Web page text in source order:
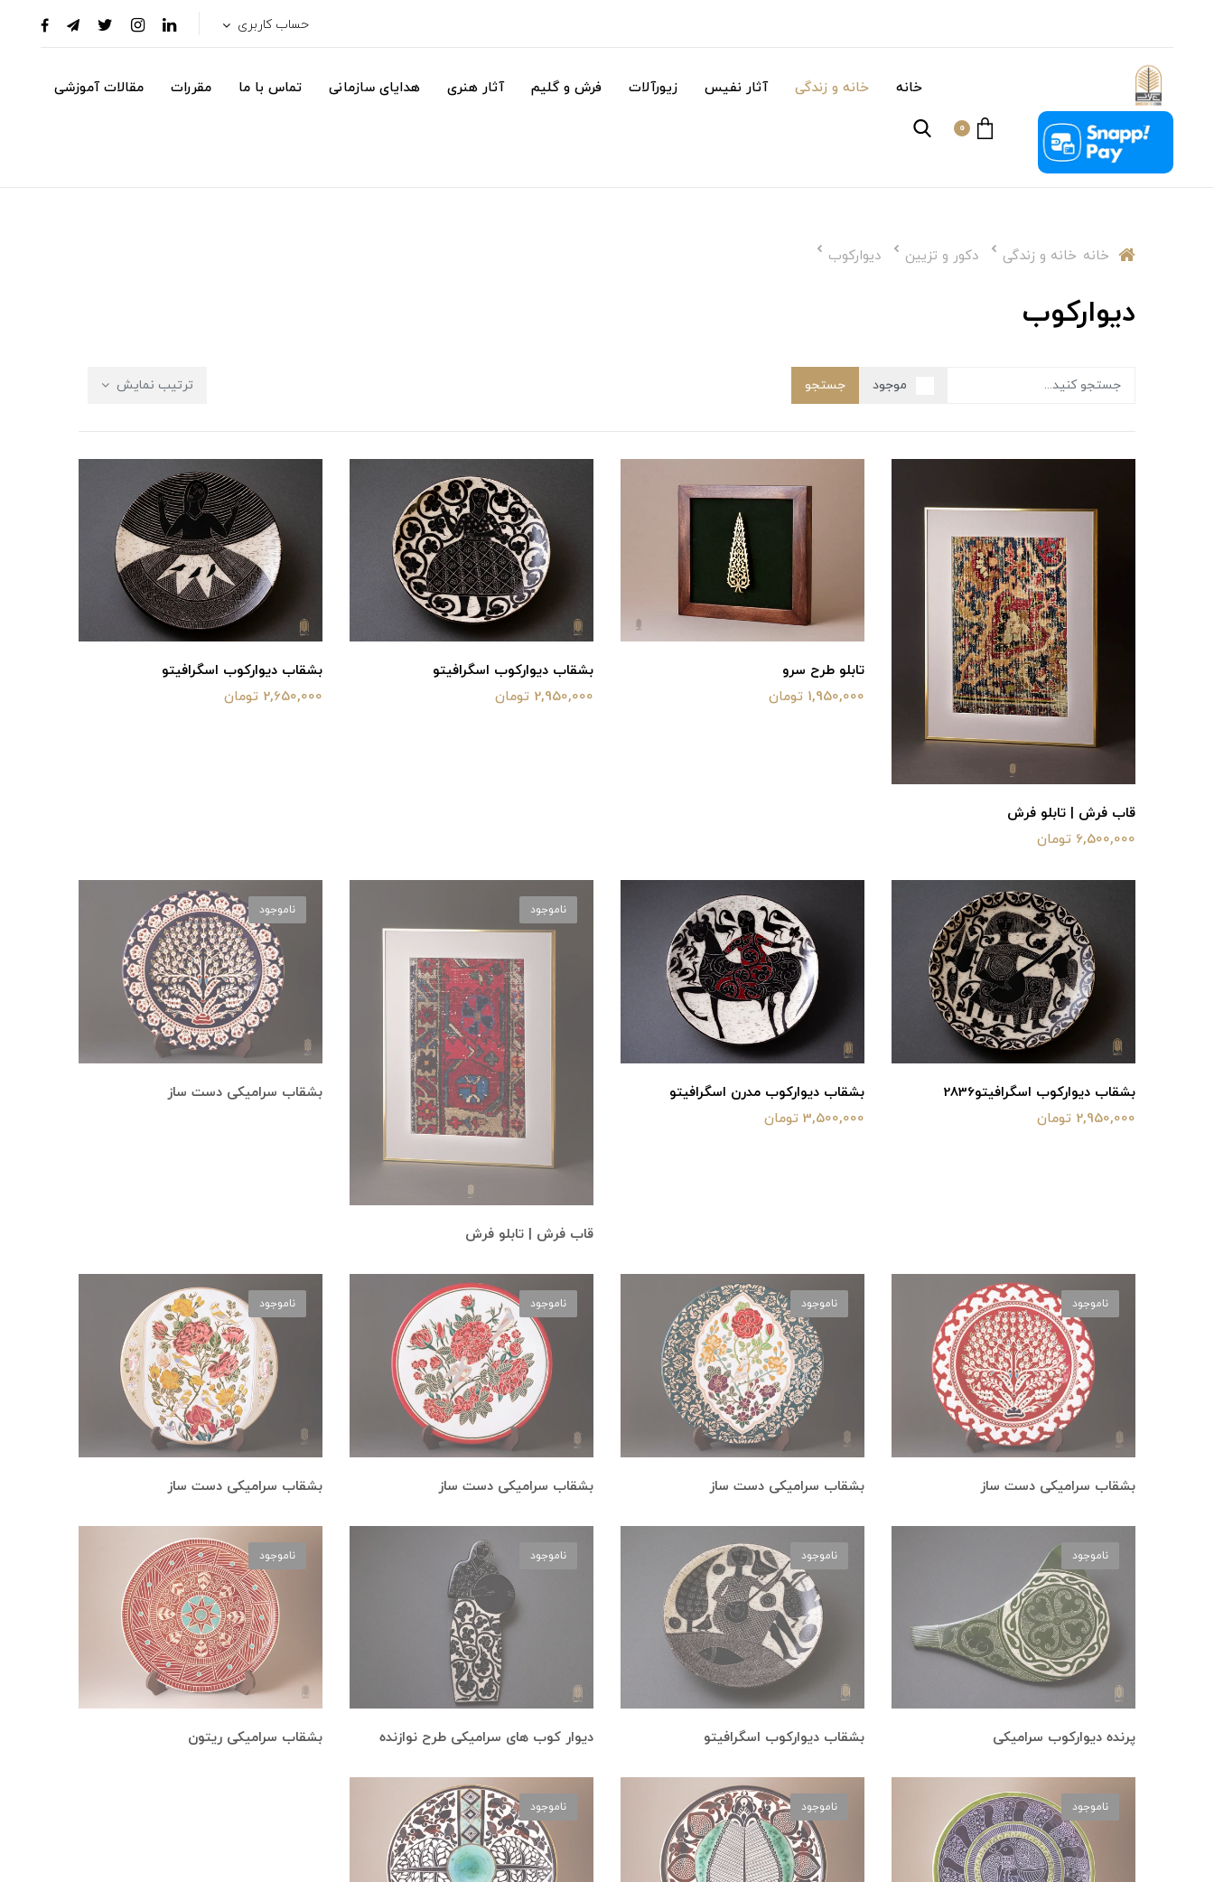
حساب کاربری
خانه خانه و زندگی آثار نفیس زیورآلات فرش و گلیم آثار هنری هدایای سازمانی تماس با ما مقررات مقالات آموزشی
0
خانه خانه و زندگی دکور و تزیین دیوارکوب
دیوارکوب
موجود جستجو ترتیب نمایش
قاب فرش | تابلو فرش
6,500,000 تومان
تابلو طرح سرو
1,950,000 تومان
بشقاب دیوارکوب اسگرافیتو
2,950,000 تومان
بشقاب دیوارکوب اسگرافیتو
2,650,000 تومان
بشقاب دیوارکوب اسگرافیتو2836
2,950,000 تومان
بشقاب دیوارکوب مدرن اسگرافیتو
3,500,000 تومان
قاب فرش | تابلو فرش
ناموجود
بشقاب سرامیکی دست ساز
ناموجود
بشقاب سرامیکی دست ساز
ناموجود
بشقاب سرامیکی دست ساز
ناموجود
بشقاب سرامیکی دست ساز
ناموجود
بشقاب سرامیکی دست ساز
ناموجود
پرنده دیوارکوب سرامیکی
ناموجود
بشقاب دیوارکوب اسگرافیتو
ناموجود
دیوار کوب های سرامیکی طرح نوازنده
ناموجود
بشقاب سرامیکی ریتون
ناموجود
ناموجود ناموجود ناموجود